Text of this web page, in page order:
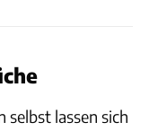
selbst lassen sich